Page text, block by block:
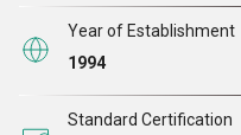
Year of Establishment
1994
Standard Certification